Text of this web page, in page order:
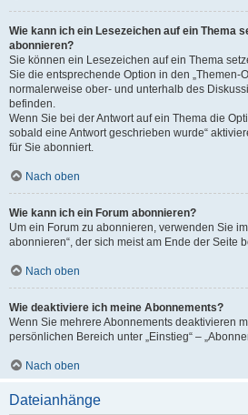
Wie kann ich ein Lesezeichen auf ein Thema
abonnieren?
Sie können ein Lesezeichen auf ein Thema
Sie die entsprechende Option in den „Themen-
normalerweise ober- und unterhalb des
befinden.
Wenn Sie bei der Antwort auf ein Thema die
sobald eine Antwort geschrieben wurde“
für Sie abonniert.
Nach oben
Wie kann ich ein Forum abonnieren?
Um ein Forum zu abonnieren, verwenden Sie
abonnieren“, der sich meist am Ende der Seite
Nach oben
Wie deaktiviere ich meine Abonnements?
Wenn Sie mehrere Abonnements deaktivieren
persönlichen Bereich unter „Einstieg“ –
Nach oben
Dateianhänge